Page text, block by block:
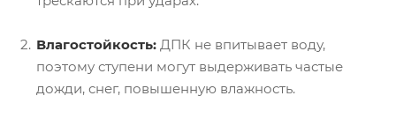
Влагостойкость: ДПК не впитывает воду,
поэтому ступени могут выдерживать частые
дожди, снег, повышенную влажность.